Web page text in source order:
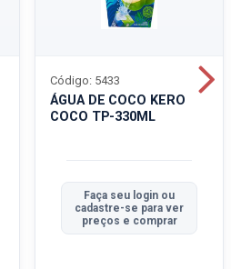
ÁGUA DE COCO KERO
COCO TP-330ML
Código: 5433
Faça seu login ou
cadastre-se para ver
preços e comprar